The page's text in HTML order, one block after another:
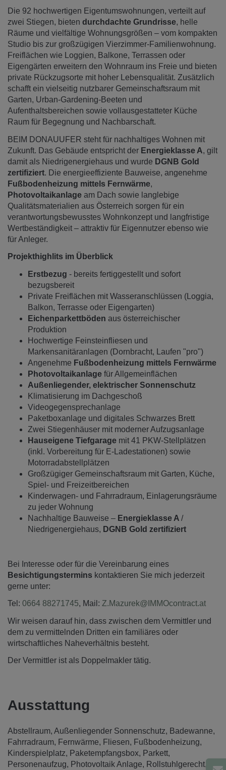
Die 92 hochwertigen Eigentumswohnungen, verteilt auf
zwei Stiegen, bieten durchdachte Grundrisse, helle
Räume und vielfältige Wohnungsgrößen – vom kompakten
Studio bis zur großzügigen Vierzimmer-Familienwohnung.
Freiflächen wie Loggien, Balkone, Terrassen oder
Eigengärten erweitern den Wohnraum ins Freie und bieten
private Rückzugsorte mit hoher Lebensqualität. Zusätzlich
schafft ein vielseitig nutzbarer Gemeinschaftsraum mit
Garten, Urban-Gardening-Beeten und
Aufenthaltsbereichen sowie vollausgestatteter Küche
Raum für Begegnung und Nachbarschaft.
BEIM DONAUUFER steht für nachhaltiges Wohnen mit
Zukunft. Das Gebäude entspricht der Energieklasse A, gilt
damit als Niedrigenergiehaus und wurde DGNB Gold
zertifiziert. Die energieeffiziente Bauweise, angenehme
Fußbodenheizung mittels Fernwärme,
Photovoltaikanlage am Dach sowie langlebige
Qualitätsmaterialien aus Österreich sorgen für ein
verantwortungsbewusstes Wohnkonzept und langfristige
Wertbeständigkeit – attraktiv für Eigennutzer ebenso wie
für Anleger.
Projekthighlits im Überblick
Erstbezug - bereits fertiggestellt und sofort
bezugsbereit
Private Freiflächen mit Wasseranschlüssen (Loggia,
Balkon, Terrasse oder Eigengarten)
Eichenparkettböden aus österreichischer
Produktion
Hochwertige Feinsteinfliesen und
Markensanitäranlagen (Dornbracht, Laufen "pro")
Angenehme Fußbodenheizung mittels Fernwärme
Photovoltaikanlage für Allgemeinflächen
Außenliegender, elektrischer Sonnenschutz
Klimatisierung im Dachgeschoß
Videogegensprechanlage
Paketboxanlage und digitales Schwarzes Brett
Zwei Stiegenhäuser mit moderner Aufzugsanlage
Hauseigene Tiefgarage mit 41 PKW-Stellplätzen
(inkl. Vorbereitung für E-Ladestationen) sowie
Motorradabstellplätzen
Großzügiger Gemeinschaftsraum mit Garten, Küche,
Spiel- und Freizeitbereichen
Kinderwagen- und Fahrradraum, Einlagerungsräume
zu jeder Wohnung
Nachhaltige Bauweise – Energieklasse A /
Niedrigenergiehaus, DGNB Gold zertifiziert
Bei Interesse oder für die Vereinbarung eines
Besichtigungstermins kontaktieren Sie mich jederzeit
gerne unter:
Tel: 0664 88271745, Mail: Z.Mazurek@IMMOcontract.at
Wir weisen darauf hin, dass zwischen dem Vermittler und
dem zu vermittelnden Dritten ein familiäres oder
wirtschaftliches Naheverhältnis besteht.
Der Vermittler ist als Doppelmakler tätig.
Ausstattung
Abstellraum Außenliegender Sonnenschutz
Badewanne
Fahrradraum
Fernwärme Fliesen
Fußbodenheizung
Kinderspielplatz
Paketempfangsbox
Parkett
Personenaufzug
Photovoltaik Anlage Rollstuhlgerecht